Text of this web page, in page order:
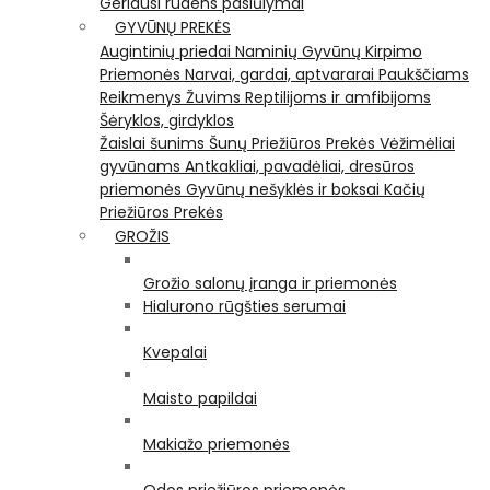
GYVŪNŲ PREKĖS
Augintinių priedai Naminių Gyvūnų Kirpimo
Priemonės Narvai, gardai, aptvararai Paukščiams
Reikmenys Žuvims Reptilijoms ir amfibijoms
Šėryklos, girdyklos
Žaislai šunims Šunų Priežiūros Prekės Vėžimėliai
gyvūnams Antkakliai, pavadėliai, dresūros
priemonės Gyvūnų nešyklės ir boksai Kačių
Priežiūros Prekės
GROŽIS
Grožio salonų įranga ir priemonės
Hialurono rūgšties serumai
Kvepalai
Maisto papildai
Makiažo priemonės